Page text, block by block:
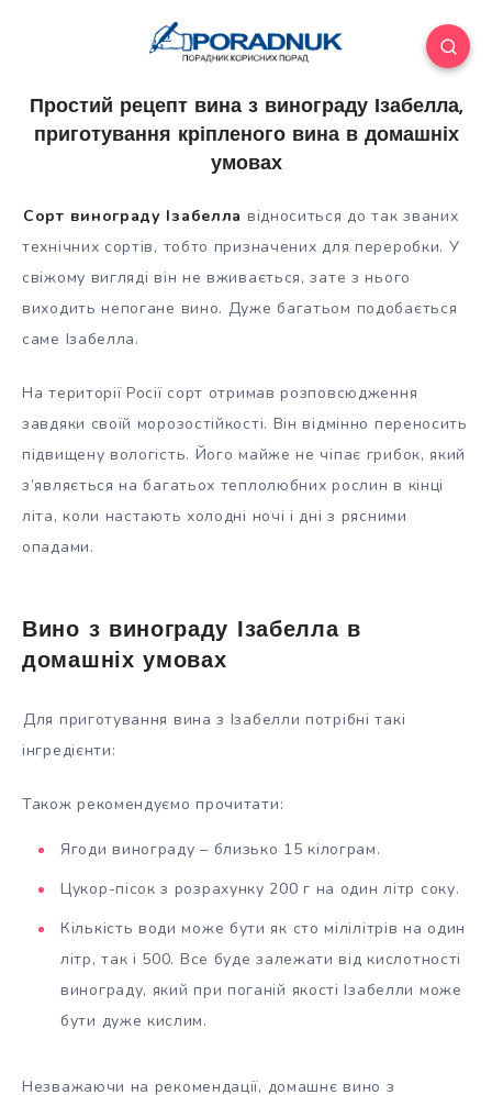
Простий рецепт вина з винограду Ізабелла,
приготування кріпленого вина в домашніх
умовах
Сорт винограду Ізабелла відноситься до так званих
технічних сортів, тобто призначених для переробки. У
свіжому вигляді він не вживається, зате з нього
виходить непогане вино. Дуже багатьом подобається
саме Ізабелла.
На території Росії сорт отримав розповсюдження
завдяки своїй морозостійкості. Він відмінно переносить
підвищену вологість. Його майже не чіпає грибок, який
з’являється на багатьох теплолюбних рослин в кінці
літа, коли настають холодні ночі і дні з рясними
опадами.
Вино з винограду Ізабелла в
домашніх умовах
Для приготування вина з Ізабелли потрібні такі
інгредієнти:
Також рекомендуємо прочитати:
Ягоди винограду – близько 15 кілограм.
Цукор-пісок з розрахунку 200 г на один літр соку.
Кількість води може бути як сто мілілітрів на один
літр, так і 500. Все буде залежати від кислотності
винограду, який при поганій якості Ізабелли може
бути дуже кислим.
Незважаючи на рекомендації, домашнє вино з